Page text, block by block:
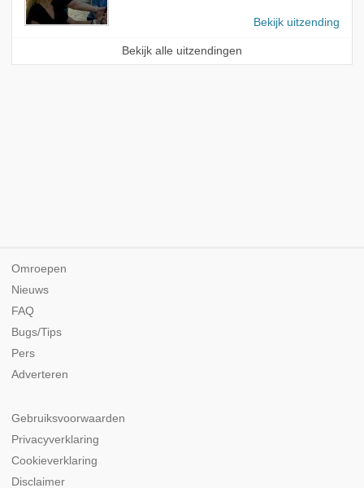
Bekijk uitzending
Bekijk alle uitzendingen
Omroepen
Nieuws
FAQ
Bugs/Tips
Pers
Adverteren
Gebruiksvoorwaarden
Privacyverklaring
Cookieverklaring
Disclaimer